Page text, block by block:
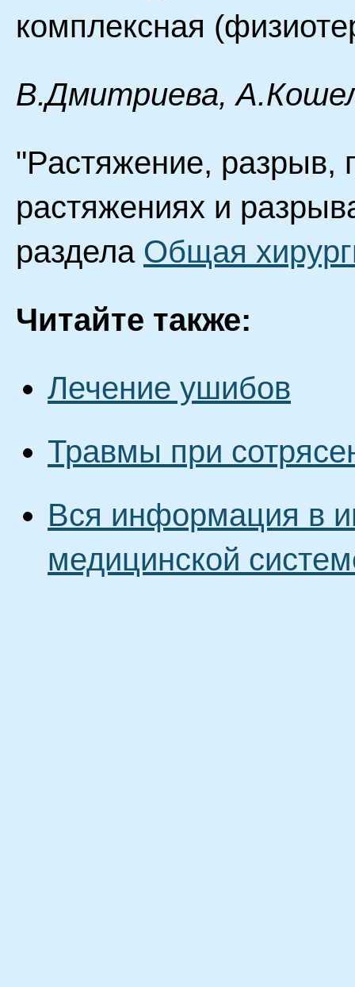
комплексная
В.Дмитриева,
"Растяжение, разрыв,
растяжениях и
раздела Общая
Читайте также:
Лечение ушибов
Травмы при
Вся информация в
медицинской